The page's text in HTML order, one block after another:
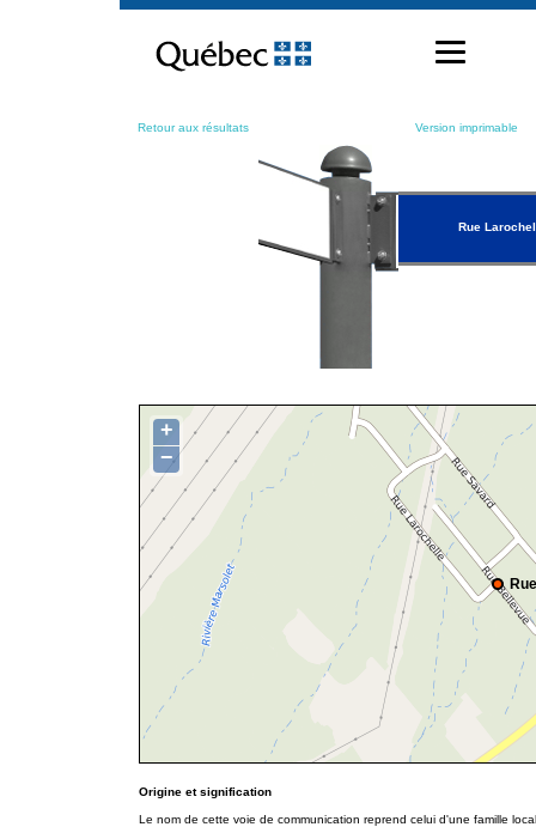
contenu
Retour aux résultats Version imprimable
Rue
+
−
Origine et signification
Le nom de cette voie de communication reprend celui d'une famille